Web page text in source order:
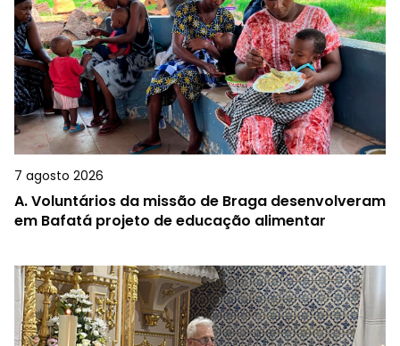
7 agosto 2026
A.Voluntários da missão de Braga desenvolveram
em Bafatá projeto de educação alimentar